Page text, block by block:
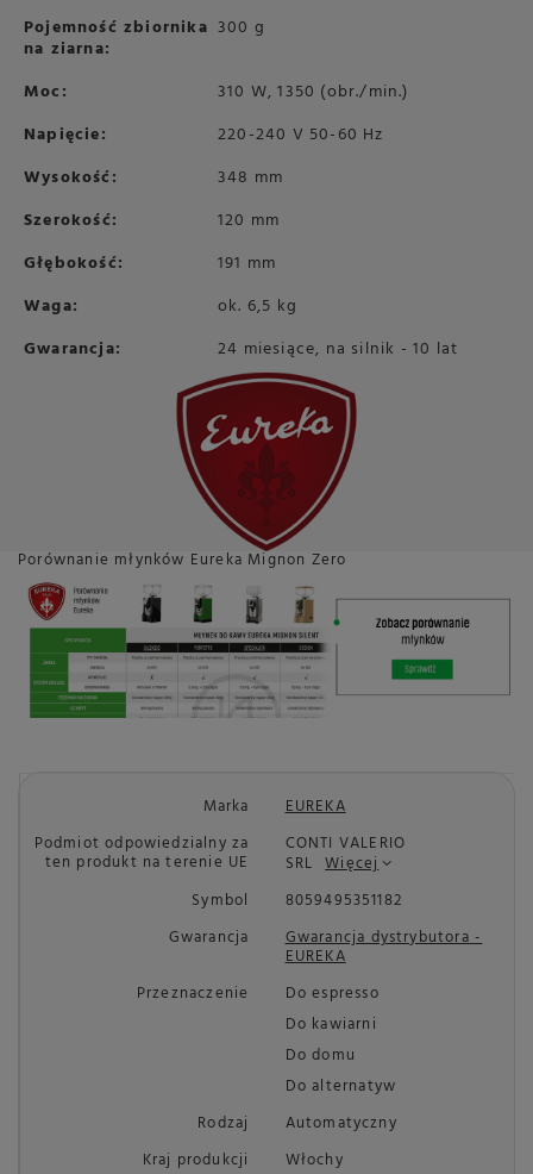
Pojemność zbiornika
na ziarna:
300 g
Moc:
310 W, 1350 (obr./min.)
Napięcie:
220-240 V 50-60 Hz
Wysokość:
348 mm
Szerokość:
120 mm
Głębokość:
191 mm
Waga:
ok. 6,5 kg
Gwarancja:
24 miesiące, na silnik - 10 lat
Porównanie młynków Eureka Mignon Zero
Marka
EUREKA
Podmiot odpowiedzialny za
ten produkt na terenie UE
CONTI VALERIO
SRL Więcej
Symbol
8059495351182
Gwarancja
Gwarancja dystrybutora -
EUREKA
Przeznaczenie
Do espresso
Do kawiarni
Do domu
Do alternatyw
Rodzaj
Automatyczny
Kraj produkcji
Włochy